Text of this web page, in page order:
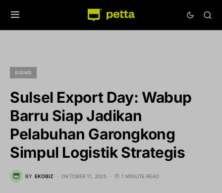
BISNIS
Sulsel Export Day: Wabup
Barru Siap Jadikan
Pelabuhan Garongkong
Simpul Logistik Strategis
BY EKOBIZ OKTOBER 11, 2025 1 MINUTE READ